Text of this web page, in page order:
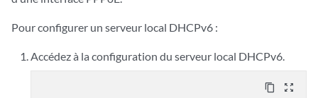
            }
        ge-0/3/0 {
            hierarchical-scheduler maximum-hierarchy-levels 2;
Pour configurer un serveur local DHCPv6 :
Accédez à la configuration du serveur local DHCPv6.
content_copy zoom_out_map